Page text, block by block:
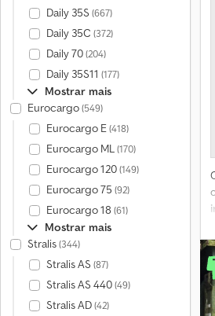
Daily 35S (667)
Daily 35C (372)
Daily 70(204)
Daily 35S11 (177)
Mostrar mais
Eurocargo(549)
Eurocargo E(418)
Eurocargo ML(170)
Eurocargo 120(149)
Eurocargo 75 (92)
Eurocargo 18 (61)
Mostrar mais
Stralis(344)
Stralis AS (87)
Stralis AS 440(49)
Stralis AD(42)